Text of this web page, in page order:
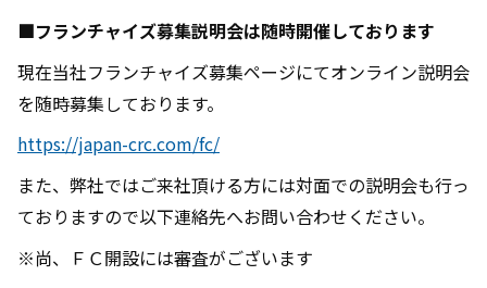
■フランチャイズ募集説明会は随時開催しております
現在当社フランチャイズ募集ページにてオンライン説明会
を随時募集しております。
https://japan-crc.com/fc/
また、弊社ではご来社頂ける方には対面での説明会も行っ
ておりますので以下連絡先へお問い合わせください。
※尚、ＦＣ開設には審査がございます